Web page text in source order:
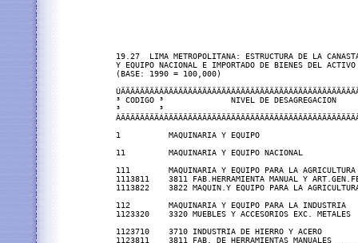
19.27  LIMA METROPOLITANA: ESTRUCTURA DE LA
Y EQUIPO NACIONAL E IMPORTADO DE BIENES DEL
(BASE: 1990 = 100,000)
³ CODIGO ³              NIVEL DE
³        ³
1          MAQUINARIA Y EQUIPO
11         MAQUINARIA Y EQUIPO NACIONAL
111        MAQUINARIA Y EQUIPO PARA LA AGRICULTURA
1113811    3811 FAB.HERRAMIENTA MANUAL Y
1113822    3822 MAQUIN.Y EQUIPO PARA LA
112        MAQUINARIA Y EQUIPO PARA LA INDUSTRIA
1123320    3320 MUEBLES Y ACCESORIOS EXC.
1123710    3710 INDUSTRIA DE HIERRO Y ACERO
1123811    3811 FAB. DE HERRAMIENTAS